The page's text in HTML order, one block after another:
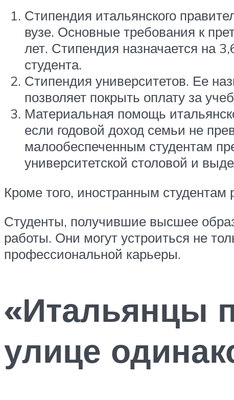
Стипендия итальянского
вузе. Основные требования к
лет. Стипендия назначается на
студента.
Стипендия университетов. Ее
позволяет покрыть оплату за
Материальная помощь
если годовой доход семьи не
малообеспеченным студентам
университетской столовой и
Кроме того, иностранным
Студенты, получившие высшее
работы. Они могут устроиться не
профессиональной карьеры.
«Итальянцы
улице